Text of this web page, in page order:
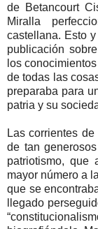
de Betancourt
Miralla
castellana. Esto
publicación
los
de todas las
preparaba para
patria y su
Las corrientes
de tan
patriotismo, que
mayor número a
que se
llegado